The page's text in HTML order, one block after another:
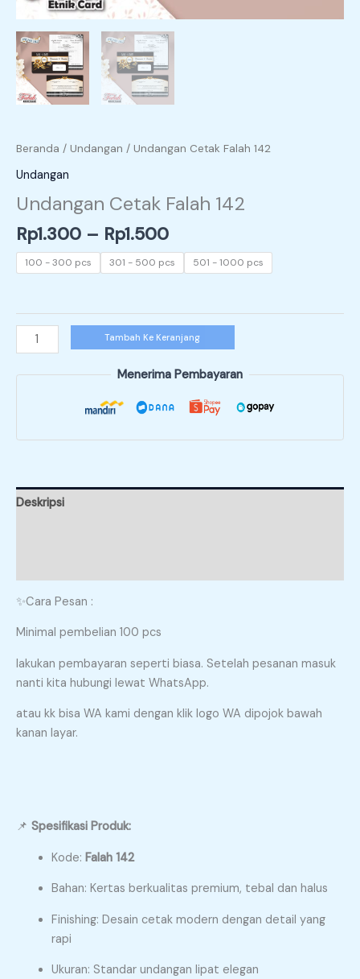
Beranda / Undangan / Undangan Cetak Falah 142
Undangan
Undangan Cetak Falah 142
Rp1.300 – Rp1.500
100 - 300 pcs 301 - 500 pcs 501 - 1000 pcs
Tambah Ke Keranjang
Menerima Pembayaran
Deskripsi
✨Cara Pesan :
Minimal pembelian 100 pcs
lakukan pembayaran seperti biasa. Setelah pesanan masuk
nanti kita hubungi lewat WhatsApp.
atau kk bisa WA kami dengan klik logo WA dipojok bawah
kanan layar.
📌 Spesifikasi Produk:
Kode: Falah 142
Bahan: Kertas berkualitas premium, tebal dan halus
Finishing: Desain cetak modern dengan detail yang
rapi
Ukuran: Standar undangan lipat elegan